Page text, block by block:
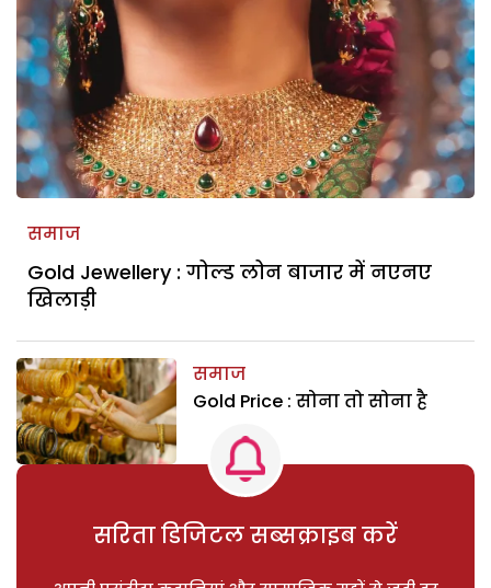
समाज
Gold Jewellery : गोल्ड लोन बाजार में नएनए
खिलाड़ी
समाज
Gold Price : सोना तो सोना है
सरिता डिजिटल सब्सक्राइब करें